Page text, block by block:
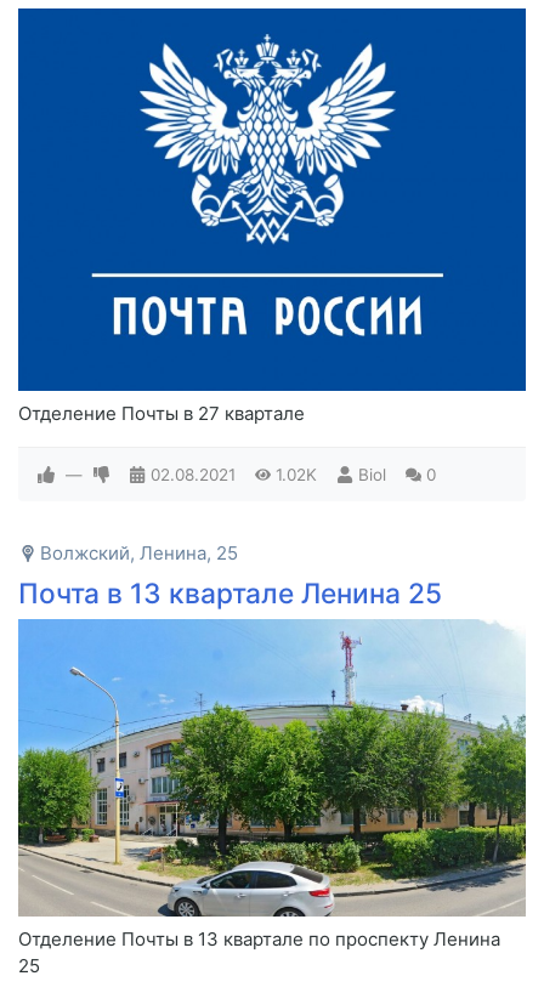
Отделение Почты в 27 квартале
— 02.08.2021 1.02K Biol 0
Волжский, Ленина, 25
Почта в 13 квартале Ленина 25
Отделение Почты в 13 квартале по проспекту Ленина
25